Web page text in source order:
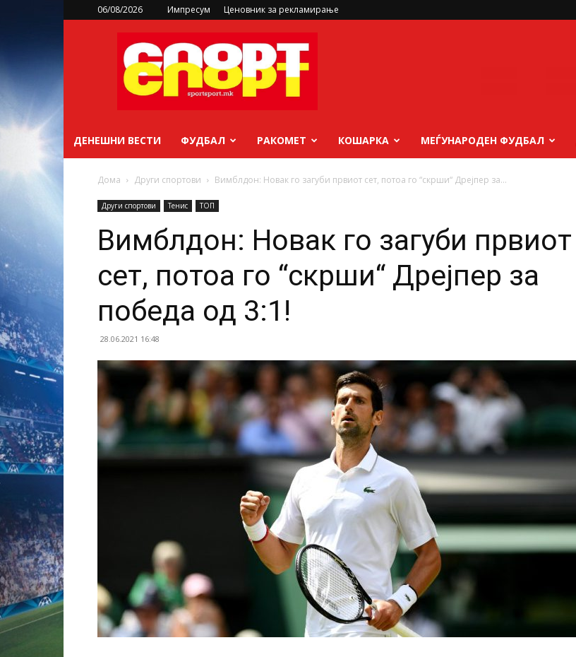
06/08/2026 Импресум Ценовник за рекламирање
sportsport.mk
ДЕНЕШНИ ВЕСТИ ФУДБАЛ РАКОМЕТ КОШАРКА МЕЃУНАРОДЕН ФУДБАЛ
Дома Други спортови Вимблдон: Новак го загуби првиот сет, потоа го “скрши“ Дрејпер за...
Други спортови Тенис ТОП
Вимблдон: Новак го загуби првиот
сет, потоа го “скрши“ Дрејпер за
победа од 3:1!
28.06.2021 16:48